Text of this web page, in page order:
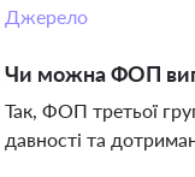
Джерело
Чи можна ФОП
Так, ФОП третьої
давності та